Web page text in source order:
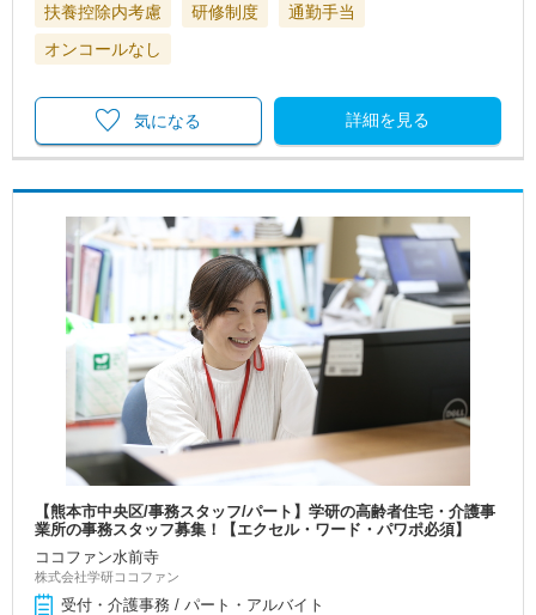
扶養控除内考慮 研修制度
通勤手当
オンコールなし
詳細を見る
気になる
【熊本市中央区/事務スタッフ/パート】学研の高齢者住宅・介護事
業所の事務スタッフ募集！【エクセル・ワード・パワポ必須】
ココファン水前寺
株式会社学研ココファン
受付・介護事務 / パート・アルバイト